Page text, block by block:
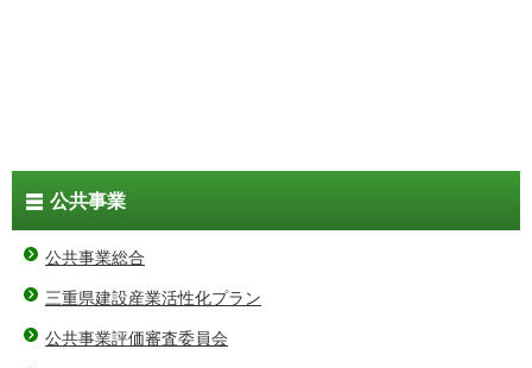
公共事業
公共事業総合
三重県建設産業活性化プラン
公共事業評価審査委員会